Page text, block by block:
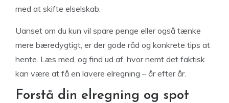
med at skifte elselskab.
Uanset om du kun vil spare penge eller også tænke
mere bæredygtigt, er der gode råd og konkrete tips at
hente. Læs med, og find ud af, hvor nemt det faktisk
kan være at få en lavere elregning – år efter år.
Forstå din elregning og spot